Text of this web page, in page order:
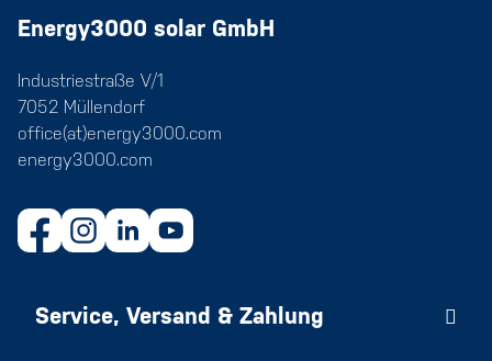
Energy3000 solar GmbH
Industriestraße V/1
7052 Müllendorf
office(at)energy3000.com
energy3000.com
Service, Versand & Zahlung